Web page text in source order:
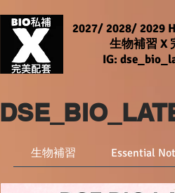
2027/ 2028/ 2029
生物補習 X
IG:
生物補習 Essential